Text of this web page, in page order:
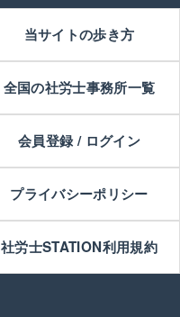
当サイトの歩き方
全国の社労士事務所一覧
会員登録 / ログイン
プライバシーポリシー
社労士STATION利用規約